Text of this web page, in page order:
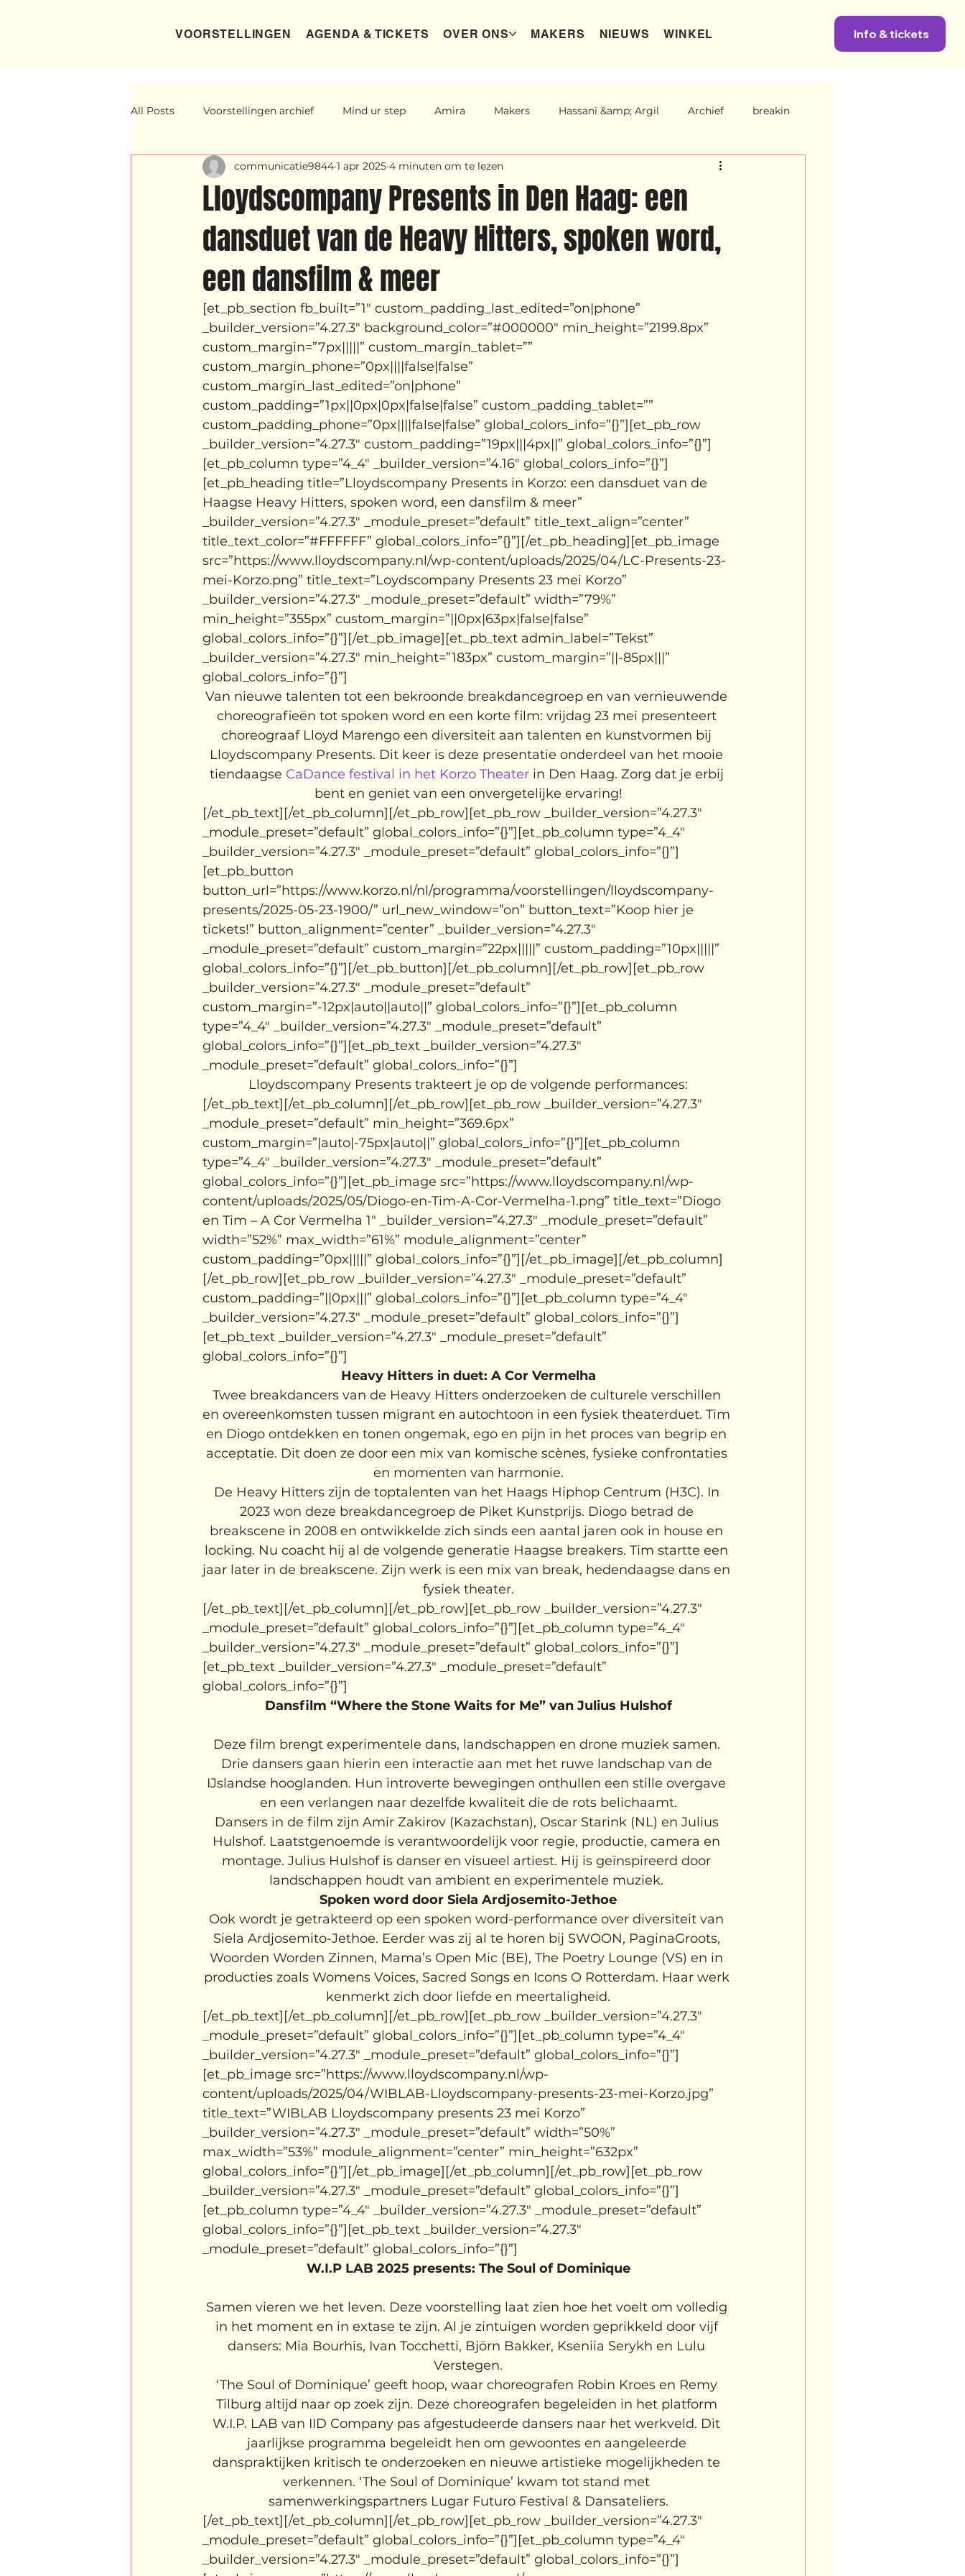
VOORSTELLINGEN AGENDA & TICKETS OVER ONS MAKERS NIEUWS WINKEL Info & tickets
All Posts Voorstellingen archief Mind ur step Amira Makers Hassani &amp; Argil Archief breakin
OND Father Figure Sribi Switi Projecten Unbreakable
Lloyds company Nieuws Voorstellingen I am my ancestors wildest dreams Ibrah eng
klein, klein vogeltje One Night's Dance Wennah Wilkers brengt ode aan ho...
kabitini Engels News
Lloydscompany Presents in Den Haag: een
dansduet van de Heavy Hitters, spoken word,
een dansfilm & meer
communicatie9844 1 apr 2025 4 minuten om te lezen
[et_pb_section fb_built=”1″ custom_padding_last_edited=”on|phone”
_builder_version=”4.27.3″ background_color=”#000000″ min_height=”2199.8px”
custom_margin=”7px|||||” custom_margin_tablet=””
custom_margin_phone=”0px||||false|false”
custom_margin_last_edited=”on|phone”
custom_padding=”1px||0px|0px|false|false” custom_padding_tablet=””
custom_padding_phone=”0px||||false|false” global_colors_info=”{}”][et_pb_row
_builder_version=”4.27.3″ custom_padding=”19px|||4px||” global_colors_info=”{}”]
[et_pb_column type=”4_4″ _builder_version=”4.16″ global_colors_info=”{}”]
[et_pb_heading title=”Lloydscompany Presents in Korzo: een dansduet van de
Haagse Heavy Hitters, spoken word, een dansfilm & meer”
_builder_version=”4.27.3″ _module_preset=”default” title_text_align=”center”
title_text_color=”#FFFFFF” global_colors_info=”{}”][/et_pb_heading][et_pb_image
src=”https://www.lloydscompany.nl/wp-content/uploads/2025/04/LC-Presents-23-
mei-Korzo.png” title_text=”Loydscompany Presents 23 mei Korzo”
_builder_version=”4.27.3″ _module_preset=”default” width=”79%”
min_height=”355px” custom_margin=”||0px|63px|false|false”
global_colors_info=”{}”][/et_pb_image][et_pb_text admin_label=”Tekst”
_builder_version=”4.27.3″ min_height=”183px” custom_margin=”||-85px|||”
global_colors_info=”{}”]
Van nieuwe talenten tot een bekroonde breakdancegroep en van vernieuwende
choreografieën tot spoken word en een korte film: vrijdag 23 mei presenteert
choreograaf Lloyd Marengo een diversiteit aan talenten en kunstvormen bij
Lloydscompany Presents. Dit keer is deze presentatie onderdeel van het mooie
tiendaagse CaDance festival in het Korzo Theater in Den Haag. Zorg dat je erbij
bent en geniet van een onvergetelijke ervaring!
[/et_pb_text][/et_pb_column][/et_pb_row][et_pb_row _builder_version=”4.27.3″
_module_preset=”default” global_colors_info=”{}”][et_pb_column type=”4_4″
_builder_version=”4.27.3″ _module_preset=”default” global_colors_info=”{}”]
[et_pb_button
button_url=”https://www.korzo.nl/nl/programma/voorstellingen/lloydscompany-
presents/2025-05-23-1900/” url_new_window=”on” button_text=”Koop hier je
tickets!” button_alignment=”center” _builder_version=”4.27.3″
_module_preset=”default” custom_margin=”22px|||||” custom_padding=”10px|||||”
global_colors_info=”{}”][/et_pb_button][/et_pb_column][/et_pb_row][et_pb_row
_builder_version=”4.27.3″ _module_preset=”default”
custom_margin=”-12px|auto||auto||” global_colors_info=”{}”][et_pb_column
type=”4_4″ _builder_version=”4.27.3″ _module_preset=”default”
global_colors_info=”{}”][et_pb_text _builder_version=”4.27.3″
_module_preset=”default” global_colors_info=”{}”]
Lloydscompany Presents trakteert je op de volgende performances:
[/et_pb_text][/et_pb_column][/et_pb_row][et_pb_row _builder_version=”4.27.3″
_module_preset=”default” min_height=”369.6px”
custom_margin=”|auto|-75px|auto||” global_colors_info=”{}”][et_pb_column
type=”4_4″ _builder_version=”4.27.3″ _module_preset=”default”
global_colors_info=”{}”][et_pb_image src=”https://www.lloydscompany.nl/wp-
content/uploads/2025/05/Diogo-en-Tim-A-Cor-Vermelha-1.png” title_text=”Diogo
en Tim – A Cor Vermelha 1″ _builder_version=”4.27.3″ _module_preset=”default”
width=”52%” max_width=”61%” module_alignment=”center”
custom_padding=”0px|||||” global_colors_info=”{}”][/et_pb_image][/et_pb_column]
[/et_pb_row][et_pb_row _builder_version=”4.27.3″ _module_preset=”default”
custom_padding=”||0px|||” global_colors_info=”{}”][et_pb_column type=”4_4″
_builder_version=”4.27.3″ _module_preset=”default” global_colors_info=”{}”]
[et_pb_text _builder_version=”4.27.3″ _module_preset=”default”
global_colors_info=”{}”]
Heavy Hitters in duet: A Cor Vermelha
Twee breakdancers van de Heavy Hitters onderzoeken de culturele verschillen
en overeenkomsten tussen migrant en autochtoon in een fysiek theaterduet. Tim
en Diogo ontdekken en tonen ongemak, ego en pijn in het proces van begrip en
acceptatie. Dit doen ze door een mix van komische scènes, fysieke confrontaties
en momenten van harmonie.
De Heavy Hitters zijn de toptalenten van het Haags Hiphop Centrum (H3C). In
2023 won deze breakdancegroep de Piket Kunstprijs. Diogo betrad de
breakscene in 2008 en ontwikkelde zich sinds een aantal jaren ook in house en
locking. Nu coacht hij al de volgende generatie Haagse breakers. Tim startte een
jaar later in de breakscene. Zijn werk is een mix van break, hedendaagse dans en
fysiek theater.
[/et_pb_text][/et_pb_column][/et_pb_row][et_pb_row _builder_version=”4.27.3″
_module_preset=”default” global_colors_info=”{}”][et_pb_column type=”4_4″
_builder_version=”4.27.3″ _module_preset=”default” global_colors_info=”{}”]
[et_pb_text _builder_version=”4.27.3″ _module_preset=”default”
global_colors_info=”{}”]
Dansfilm “Where the Stone Waits for Me” van Julius Hulshof
Deze film brengt experimentele dans, landschappen en drone muziek samen.
Drie dansers gaan hierin een interactie aan met het ruwe landschap van de
IJslandse hooglanden. Hun introverte bewegingen onthullen een stille overgave
en een verlangen naar dezelfde kwaliteit die de rots belichaamt.
Dansers in de film zijn Amir Zakirov (Kazachstan), Oscar Starink (NL) en Julius
Hulshof. Laatstgenoemde is verantwoordelijk voor regie, productie, camera en
montage. Julius Hulshof is danser en visueel artiest. Hij is geïnspireerd door
landschappen houdt van ambient en experimentele muziek.
Spoken word door Siela Ardjosemito-Jethoe
Ook wordt je getrakteerd op een spoken word-performance over diversiteit van
Siela Ardjosemito-Jethoe. Eerder was zij al te horen bij SWOON, PaginaGroots,
Woorden Worden Zinnen, Mama’s Open Mic (BE), The Poetry Lounge (VS) en in
producties zoals Womens Voices, Sacred Songs en Icons O Rotterdam. Haar werk
kenmerkt zich door liefde en meertaligheid.
[/et_pb_text][/et_pb_column][/et_pb_row][et_pb_row _builder_version=”4.27.3″
_module_preset=”default” global_colors_info=”{}”][et_pb_column type=”4_4″
_builder_version=”4.27.3″ _module_preset=”default” global_colors_info=”{}”]
[et_pb_image src=”https://www.lloydscompany.nl/wp-
content/uploads/2025/04/WIBLAB-Lloydscompany-presents-23-mei-Korzo.jpg”
title_text=”WIBLAB Lloydscompany presents 23 mei Korzo”
_builder_version=”4.27.3″ _module_preset=”default” width=”50%”
max_width=”53%” module_alignment=”center” min_height=”632px”
global_colors_info=”{}”][/et_pb_image][/et_pb_column][/et_pb_row][et_pb_row
_builder_version=”4.27.3″ _module_preset=”default” global_colors_info=”{}”]
[et_pb_column type=”4_4″ _builder_version=”4.27.3″ _module_preset=”default”
global_colors_info=”{}”][et_pb_text _builder_version=”4.27.3″
_module_preset=”default” global_colors_info=”{}”]
W.I.P LAB 2025 presents: The Soul of Dominique
Samen vieren we het leven. Deze voorstelling laat zien hoe het voelt om volledig
in het moment en in extase te zijn. Al je zintuigen worden geprikkeld door vijf
dansers: Mia Bourhis, Ivan Tocchetti, Björn Bakker, Kseniia Serykh en Lulu
Verstegen.
‘The Soul of Dominique’ geeft hoop, waar choreografen Robin Kroes en Remy
Tilburg altijd naar op zoek zijn. Deze choreografen begeleiden in het platform
W.I.P. LAB van IID Company pas afgestudeerde dansers naar het werkveld. Dit
jaarlijkse programma begeleidt hen om gewoontes en aangeleerde
danspraktijken kritisch te onderzoeken en nieuwe artistieke mogelijkheden te
verkennen. ‘The Soul of Dominique’ kwam tot stand met
samenwerkingspartners Lugar Futuro Festival & Dansateliers.
[/et_pb_text][/et_pb_column][/et_pb_row][et_pb_row _builder_version=”4.27.3″
_module_preset=”default” global_colors_info=”{}”][et_pb_column type=”4_4″
_builder_version=”4.27.3″ _module_preset=”default” global_colors_info=”{}”]